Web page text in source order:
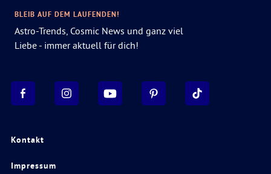
Kontakt
Impressum
BLEIB AUF DEM LAUFENDEN!
Astro-Trends, Cosmic News und ganz viel
Liebe - immer aktuell für dich!